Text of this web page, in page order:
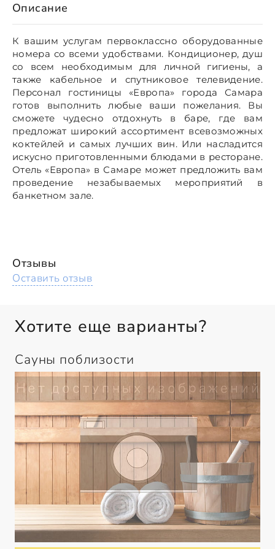
Описание
К вашим услугам первоклассно оборудованные
номера со всеми удобствами. Кондиционер, душ
со всем необходимым для личной гигиены, а
также кабельное и спутниковое телевидение.
Персонал гостиницы «Европа» города Самара
готов выполнить любые ваши пожелания. Вы
сможете чудесно отдохнуть в баре, где вам
предложат широкий ассортимент всевозможных
коктейлей и самых лучших вин. Или насладится
искусно приготовленными блюдами в ресторане.
Отель «Европа» в Самаре может предложить вам
проведение незабываемых мероприятий в
банкетном зале.
Отзывы
Оставить отзыв
Хотите еще варианты?
Сауны поблизости